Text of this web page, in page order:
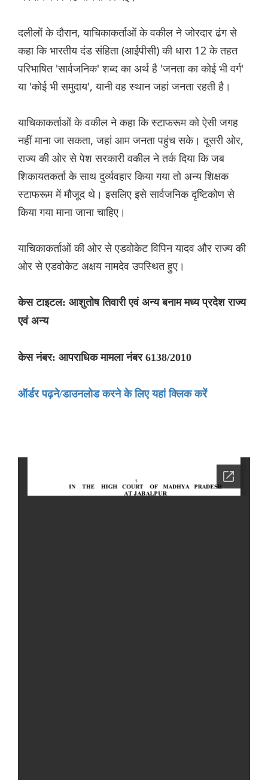
दलीलों के दौरान, याचिकाकर्ताओं के वकील ने जोरदार ढंग से
कहा कि भारतीय दंड संहिता (आईपीसी) की धारा 12 के तहत
परिभाषित 'सार्वजनिक' शब्द का अर्थ है 'जनता का कोई भी वर्ग'
या 'कोई भी समुदाय', यानी वह स्थान जहां जनता रहती है।
याचिकाकर्ताओं के वकील ने कहा कि स्टाफरूम को ऐसी जगह
नहीं माना जा सकता, जहां आम जनता पहुंच सके। दूसरी ओर,
राज्य की ओर से पेश सरकारी वकील ने तर्क दिया कि जब
शिकायतकर्ता के साथ दुर्व्यवहार किया गया तो अन्य शिक्षक
स्टाफरूम में मौजूद थे। इसलिए इसे सार्वजनिक दृष्टिकोण से
किया गया माना जाना चाहिए।
याचिकाकर्ताओं की ओर से एडवोकेट विपिन यादव और राज्य की
ओर से एडवोकेट अक्षय नामदेव उपस्थित हुए।
केस टाइटल: आशुतोष तिवारी एवं अन्य बनाम मध्य प्रदेश राज्य
एवं अन्य
केस नंबर: आपराधिक मामला नंबर 6138/2010
ऑर्डर पढ़ने/डाउनलोड करने के लिए यहां क्लिक करें